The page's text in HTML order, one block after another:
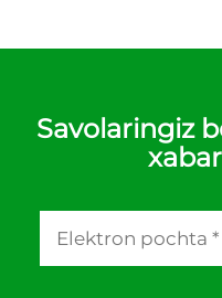
Savolaringiz